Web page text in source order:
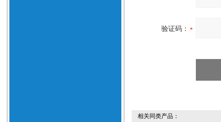
验证码：
相关同类产品：